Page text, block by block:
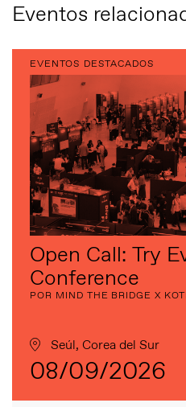
Eventos
EVENTOS DESTACADOS
Open Call: Try
Conference
POR MIND THE BRIDGE X
Seúl, Corea del Sur
08/09/2026